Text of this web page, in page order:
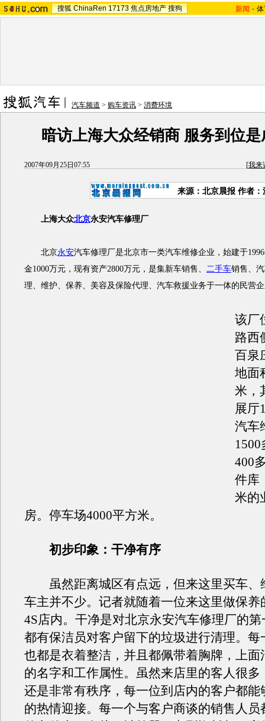
搜狐 ChinaRen 17173 焦点房地产 搜狗 新闻 -
汽车频道 > 购车资讯 > 消费环境
暗访上海大众经销商 服务到位
2007年09月25日07:55 [我来
来源：北京晨报 作者：
上海大众北京永安汽车修理厂
北京永安汽车修理厂是北京市一类汽车维修企业，始建于
金1000万元，现有资产2800万元，是集新车销售、 二手车销售、
理、维护、保养、美容及保险代理、汽车救援业务于一体的民营
该厂
路西
百泉
地面
米，
展厅
汽车
400
件库
米的
房。停车场4000平方米。
初步印象：干净有序
虽然距离城区有点远，但来这里买车、
车主并不少。记者就随着一位来这里做保养
4S店内。干净是对北京永安汽车修理厂的
都有保洁员对客户留下的垃圾进行清理。每
也都是衣着整洁，并且都佩带着胸牌，上面
的名字和工作属性。虽然来店里的客人很多
还是非常有秩序，每一位到店内的客户都能
的热情迎接。每一个与客户商谈的销售人员